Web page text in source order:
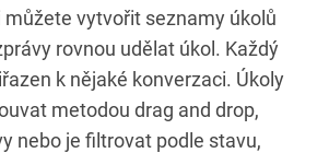
můžete vytvořit seznamy úkolů
rovnou udělat úkol. Každý
k nějaké konverzaci. Úkoly
metodou drag and drop,
nebo je filtrovat podle stavu,